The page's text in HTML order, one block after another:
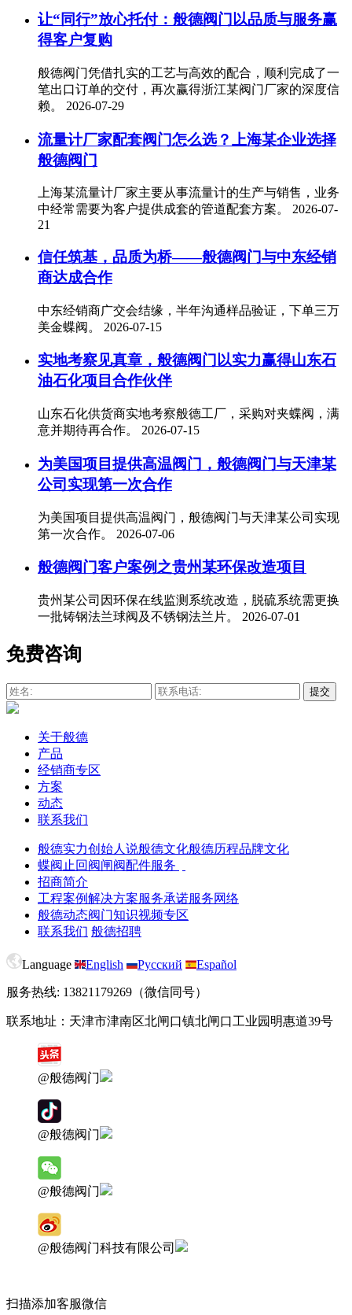
让“同行”放心托付：般德阀门以品质与服务赢
得客户复购
般德阀门凭借扎实的工艺与高效的配合，顺利完成了一
笔出口订单的交付，再次赢得浙江某阀门厂家的深度信
赖。 2026-07-29
流量计厂家配套阀门怎么选？上海某企业选择
般德阀门
上海某流量计厂家主要从事流量计的生产与销售，业务
中经常需要为客户提供成套的管道配套方案。 2026-07-
21
信任筑基，品质为桥——般德阀门与中东经销
商达成合作
中东经销商广交会结缘，半年沟通样品验证，下单三万
美金蝶阀。 2026-07-15
实地考察见真章，般德阀门以实力赢得山东石
油石化项目合作伙伴
山东石化供货商实地考察般德工厂，采购对夹蝶阀，满
意并期待再合作。 2026-07-15
为美国项目提供高温阀门，般德阀门与天津某
公司实现第一次合作
为美国项目提供高温阀门，般德阀门与天津某公司实现
第一次合作。 2026-07-06
般德阀门客户案例之贵州某环保改造项目
贵州某公司因环保在线监测系统改造，脱硫系统需更换
一批铸钢法兰球阀及不锈钢法兰片。 2026-07-01
免费咨询
关于般德
产品
经销商专区
方案
动态
联系我们
般德实力创始人说般德文化般德历程品牌文化
蝶阀 止回阀闸阀配件服务
招商简介
工程案例解决方案服务承诺服务网络
般德动态阀门知识视频专区
联系我们 般德招聘
Language English Русский Español
服务热线: 13821179269（微信同号）
联系地址：天津市津南区北闸口镇北闸口工业园明惠道39号
@般德阀门
@般德阀门
@般德阀门
@般德阀门科技有限公司
扫描添加客服微信